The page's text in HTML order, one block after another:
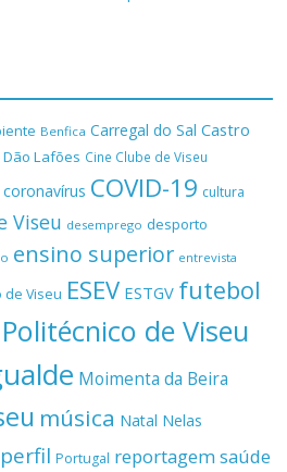
Benfica Carregal do Sal Castro
Dão Lafões Cine Clube de Viseu
coronavírus COVID-19 cultura
Viseu desemprego desporto
ensino superior entrevista
de Viseu ESEV ESTGV futebol
de Viseu
Moimenta da Beira
música Natal Nelas
perfil Portugal reportagemsaúde